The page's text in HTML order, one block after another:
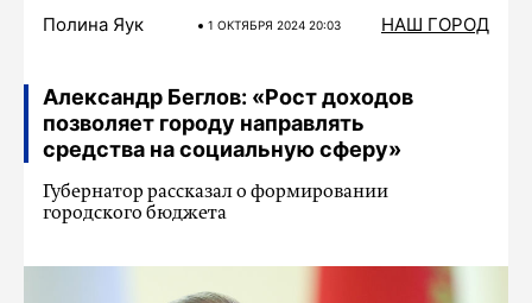
Полина Яук 1 ОКТЯБРЯ 2024 20:03 НАШ ГОРОД
Александр Беглов: «Рост доходов
позволяет городу направлять
средства на социальную сферу»
Губернатор рассказал о формировании
городского бюджета